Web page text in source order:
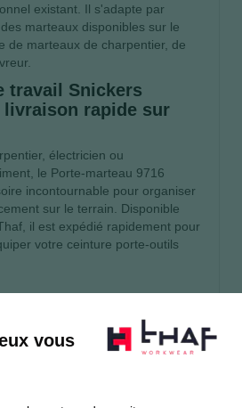
existant. Il s'adapte par
marteaux disponibles sur le
de marteaux de charpentier, de
travail Snickers
rapide sur
électricien ou
le Porte-marteau 9716
incontournable pour organiser
sur le terrain. Disponible
il est expédié rapidement pour
votre ceinture porte-outils